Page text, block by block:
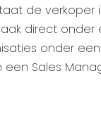
de verkoper
direct onder
onder een
Sales